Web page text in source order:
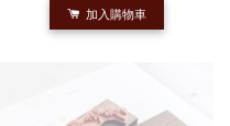
加入購物車